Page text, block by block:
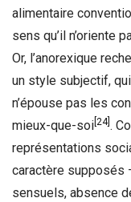
alimentaire
sens qu’il n’oriente
Or, l’anorexique
un style subjectif,
n’épouse pas les
mieux-que-soi [24].
représentations
caractère supposés
sensuels, absence